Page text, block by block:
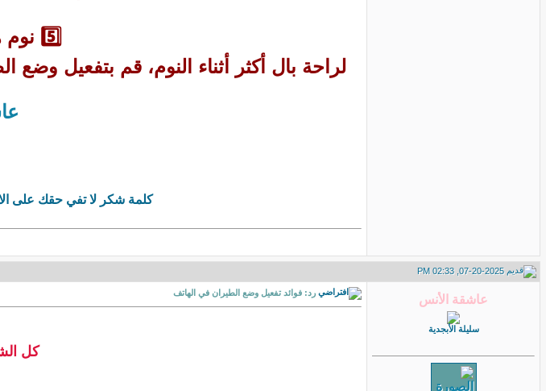
5️⃣ نوم هادئ بدون إشعاعات مزعجة
لراحة بال أكثر أثناء النوم، قم بتفعيل
كلمة شكر لا تفي حقك على
سليلة الأبجدية
رد: فوائد تفعيل وضع الطيران في الهاتف
كل